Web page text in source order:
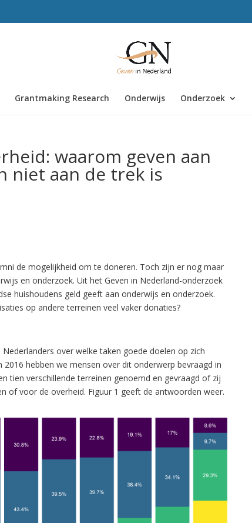
Grantmaking Research Onderwijs Onderzoek
waarom geven aan
niet aan de trek is
de mogelijkheid om te doneren. Toch zijn er nog maar
en onderzoek. Uit het Geven in Nederland-onderzoek
huishoudens geld geeft aan onderwijs en onderzoek.
op andere terreinen veel vaker donaties?
over welke taken goede doelen op zich
hebben we mensen over dit onderwerp bevraagd in
tien verschillende terreinen genoemd en gevraagd of zij
of voor de overheid. Figuur 1 geeft de antwoorden weer.